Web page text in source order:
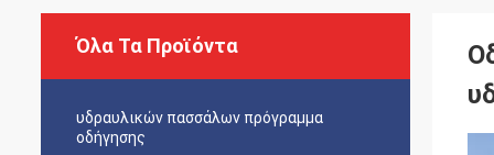
Όλα Τα Προϊόντα
υδραυλικών πασσάλων πρόγραμμα
οδήγησης